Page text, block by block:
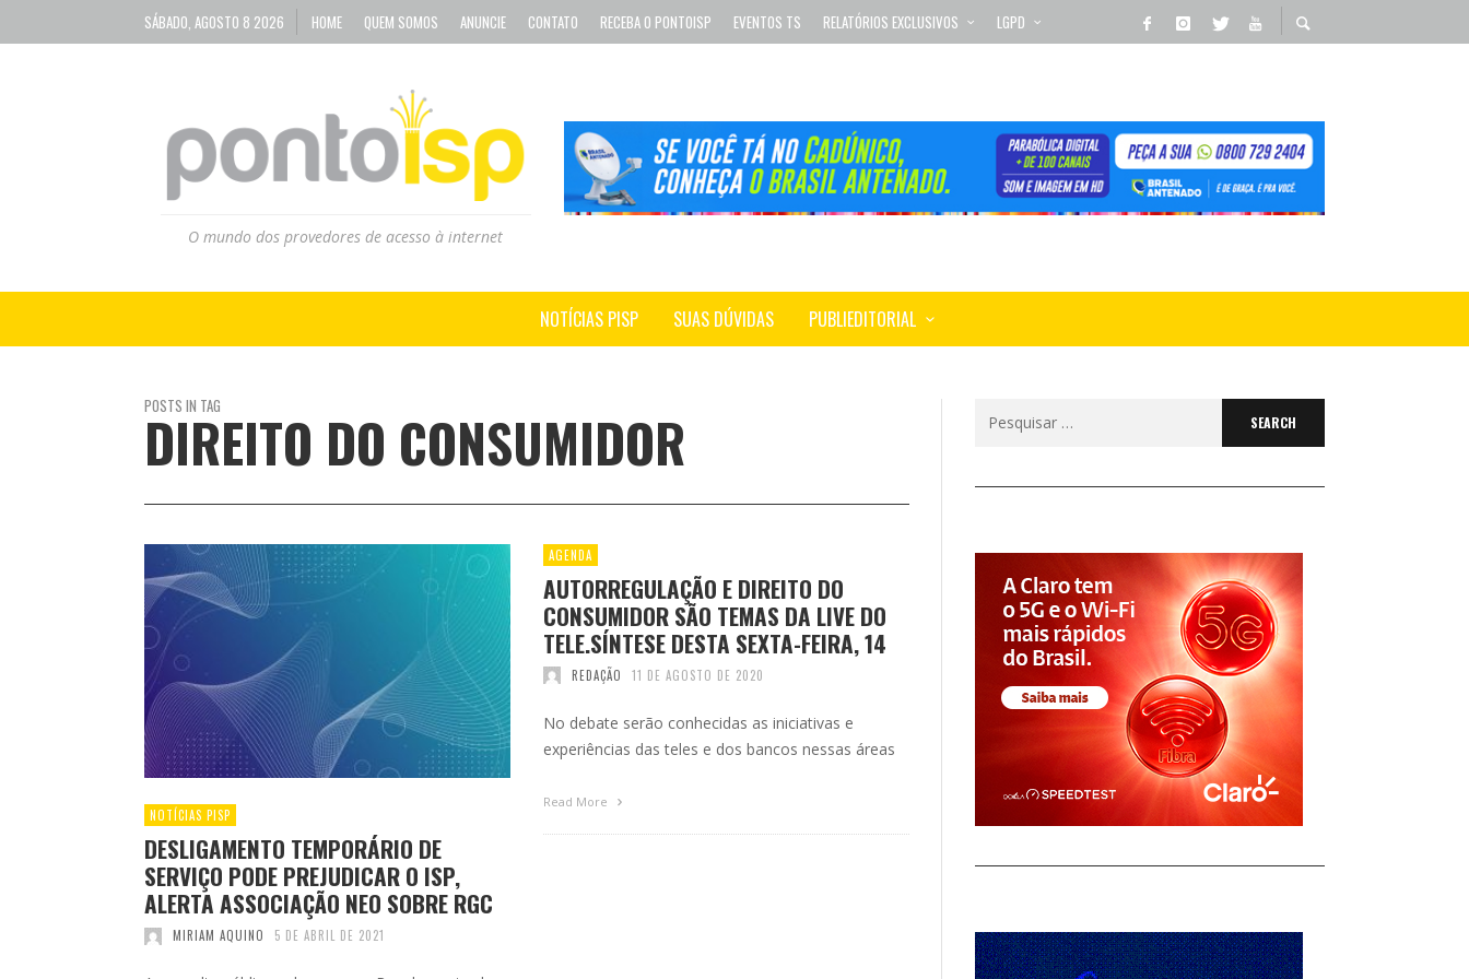
SÁBADO, AGOSTO 8 2026 HOME QUEM SOMOS ANUNCIE CONTATO RECEBA O PONTOISP EVENTOS TS RELATÓRIOS EXCLUSIVOS LGPD
O mundo dos provedores de acesso à internet
NOTÍCIAS PISP SUAS DÚVIDAS PUBLIEDITORIAL
POSTS IN TAG
DIREITO DO CONSUMIDOR
NOTÍCIAS PISP
DESLIGAMENTO TEMPORÁRIO DE
SERVIÇO PODE PREJUDICAR O ISP,
ALERTA ASSOCIAÇÃO NEO SOBRE RGC
MIRIAM AQUINO 5 DE ABRIL DE 2021
AGENDA
AUTORREGULAÇÃO E DIREITO DO
CONSUMIDOR SÃO TEMAS DA LIVE DO
TELE.SÍNTESE DESTA SEXTA-FEIRA, 14
REDAÇÃO 11 DE AGOSTO DE 2020
No debate serão conhecidas as iniciativas e
experiências das teles e dos bancos nessas áreas
Read More